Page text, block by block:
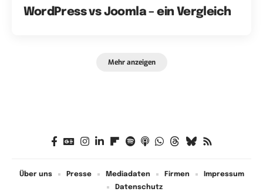
WordPress vs Joomla – ein Vergleich
Mehr anzeigen
Über uns Presse Mediadaten Firmen
Impressum
Datenschutz